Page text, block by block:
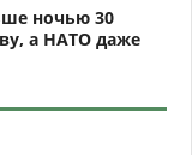
ночью 30
а НАТО даже